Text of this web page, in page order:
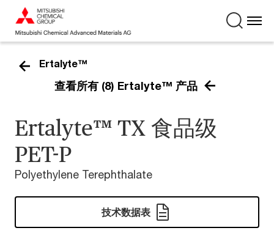
Ertalyte™
查看所有 (8) Ertalyte™ 产品
Ertalyte™ TX 食品级
PET-P
Polyethylene Terephthalate
技术数据表